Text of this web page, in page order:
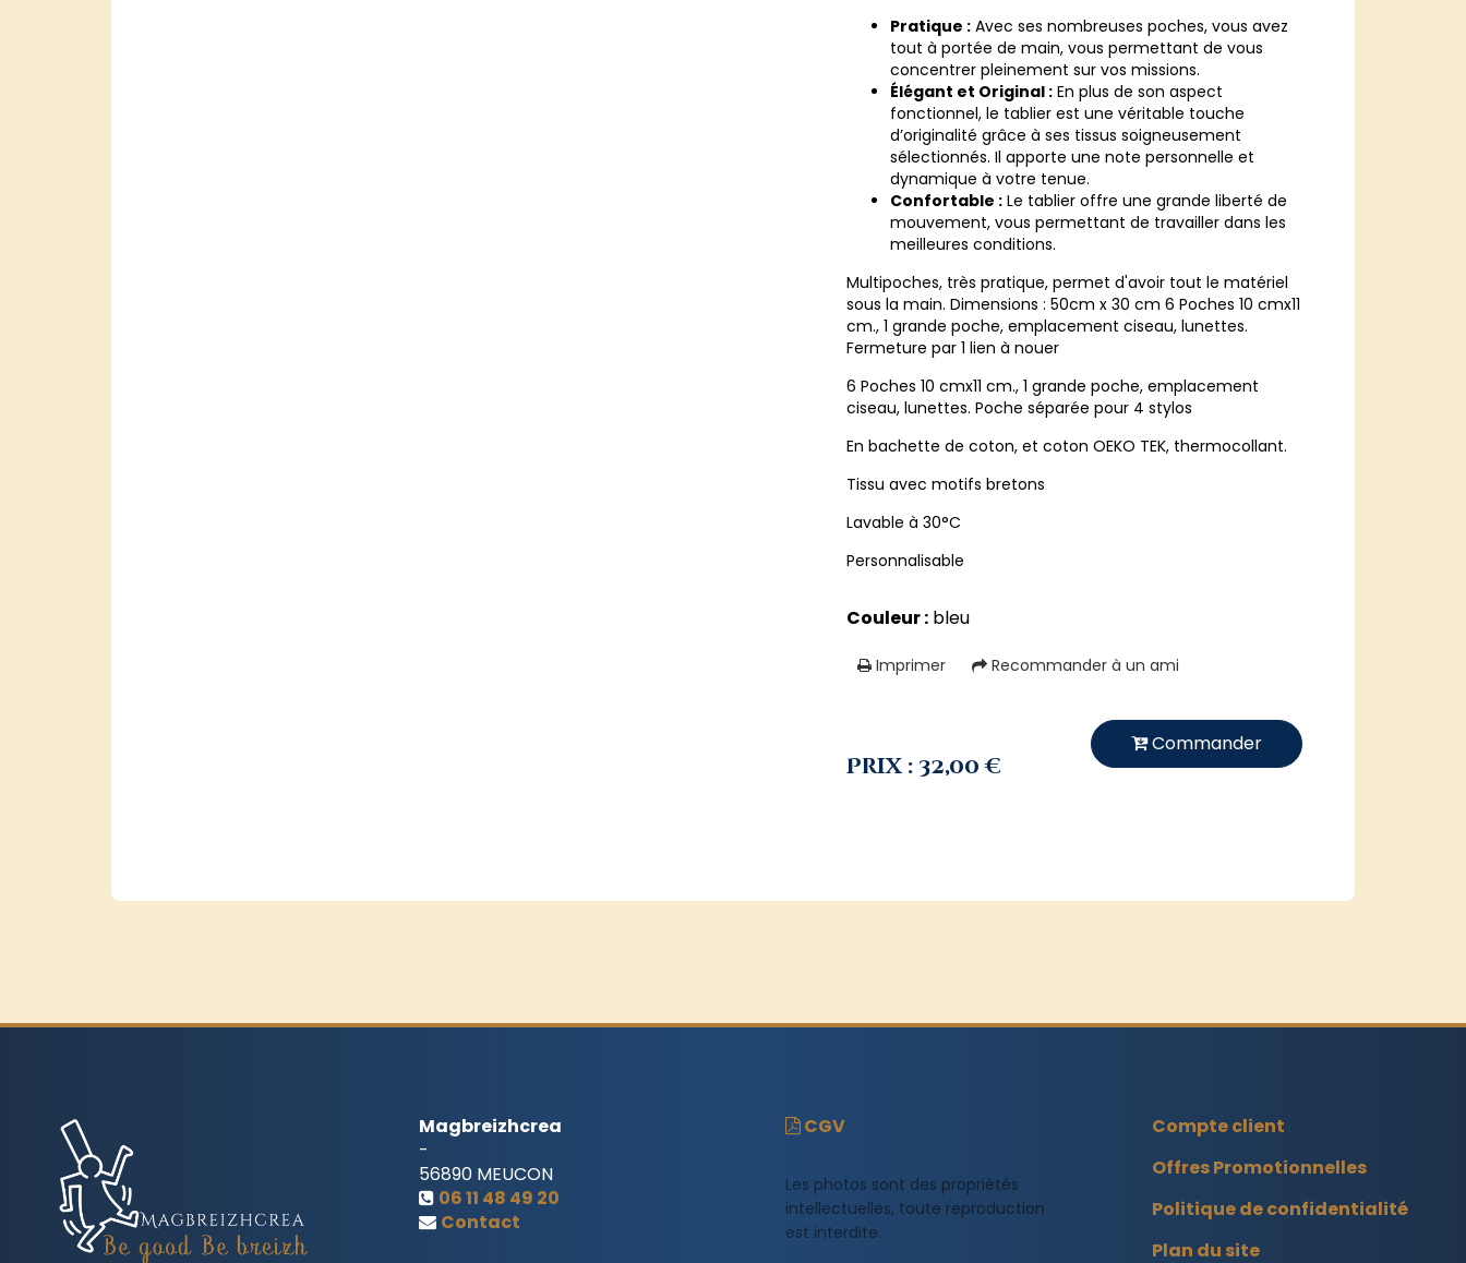
Pratique : Avec ses nombreuses poches, vous avez
tout à portée de main, vous permettant de vous
concentrer pleinement sur vos missions.
Élégant et Original : En plus de son aspect
fonctionnel, le tablier est une véritable touche
d’originalité grâce à ses tissus soigneusement
sélectionnés. Il apporte une note personnelle et
dynamique à votre tenue.
Confortable : Le tablier offre une grande liberté de
mouvement, vous permettant de travailler dans les
meilleures conditions.
Multipoches, très pratique, permet d'avoir tout le matériel
sous la main. Dimensions : 50cm x 30 cm 6 Poches 10 cmx11
cm., 1 grande poche, emplacement ciseau, lunettes.
Fermeture par 1 lien à nouer
6 Poches 10 cmx11 cm., 1 grande poche, emplacement
ciseau, lunettes. Poche séparée pour 4 stylos
En bachette de coton, et coton OEKO TEK, thermocollant.
Tissu avec motifs bretons
Lavable à 30°C
Personnalisable
Couleur : bleu
Imprimer Recommander à un ami
Prix : 32,00 €
Commander
Magbreizhcrea
-
56890 MEUCON
06 11 48 49 20
Contact
CGV
Les photos sont des propriétés
intellectuelles, toute reproduction
est interdite.
Compte client
Offres Promotionnelles
Politique de confidentialité
Plan du site